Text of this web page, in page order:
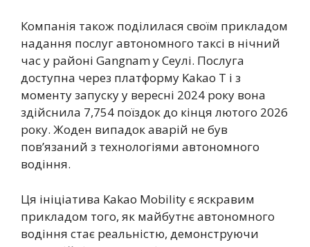
Компанія також поділилася своїм прикладом
надання послуг автономного таксі в нічний
час у районі Gangnam у Сеулі. Послуга
доступна через платформу Kakao T і з
моменту запуску у вересні 2024 року вона
здійснила 7,754 поїздок до кінця лютого 2026
року. Жоден випадок аварій не був
пов’язаний з технологіями автономного
водіння.
Ця ініціатива Kakao Mobility є яскравим
прикладом того, як майбутнє автономного
водіння стає реальністю, демонструючи